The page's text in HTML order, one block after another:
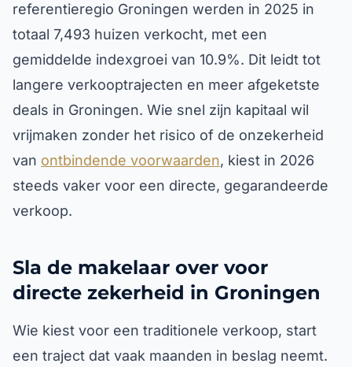
referentieregio Groningen werden in 2025 in
totaal 7,493 huizen verkocht, met een
gemiddelde indexgroei van 10.9%. Dit leidt tot
langere verkooptrajecten en meer afgeketste
deals in Groningen. Wie snel zijn kapitaal wil
vrijmaken zonder het risico of de onzekerheid
van ontbindende voorwaarden, kiest in 2026
steeds vaker voor een directe, gegarandeerde
verkoop.
Sla de makelaar over voor
directe zekerheid in Groningen
Wie kiest voor een traditionele verkoop, start
een traject dat vaak maanden in beslag neemt.